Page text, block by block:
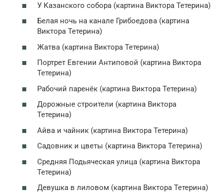
У Казанского собора (картина Виктора Тетерина)
Белая ночь на канале Грибоедова (картина
Виктора Тетерина)
Жатва (картина Виктора Тетерина)
Портрет Евгении Антиповой (картина Виктора
Тетерина)
Рабочий паренёк (картина Виктора Тетерина)
Дорожные строители (картина Виктора
Тетерина)
Айва и чайник (картина Виктора Тетерина)
Садовник и цветы (картина Виктора Тетерина)
Средняя Подьяческая улица (картина Виктора
Тетерина)
Девушка в лиловом (картина Виктора Тетерина)